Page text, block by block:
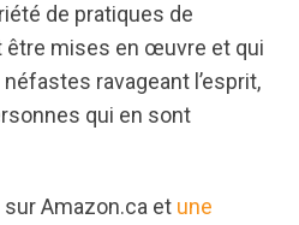
de pratiques de
être mises en œuvre et qui
ravageant l’esprit,
qui en sont
sur Amazon.ca et une